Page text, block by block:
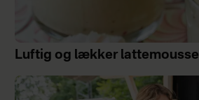
Luftig og lækker lattemousse